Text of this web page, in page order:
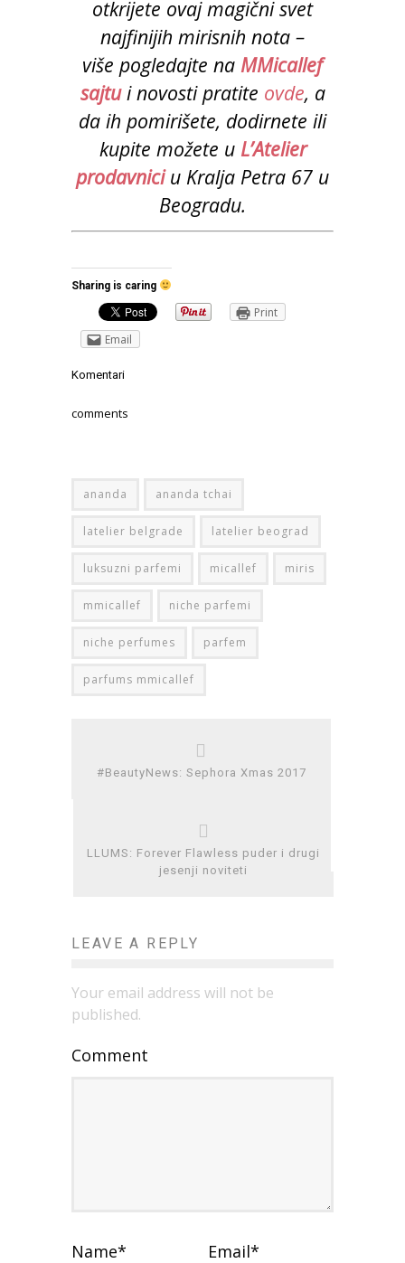
otkrijete ovaj magični svet
najfinijih mirisnih nota –
više pogledajte na MMicallef
sajtui novosti pratite ovde, a
da ih pomirišete, dodirnete ili
kupite možete u L’Atelier
prodavniciu Kralja Petra 67 u
Beogradu.
Sharing is caring
Print
Email
Komentari
comments
ananda ananda tchai
latelier belgrade latelier beograd
luksuzni parfemi micallef miris
mmicallef niche parfemi
niche perfumes parfem
parfums mmicallef
#BeautyNews: Sephora Xmas 2017
LLUMS: Forever Flawless puder i drugi
jesenji noviteti
LEAVE A REPLY
Your email address will not be
published.
Comment
Name* Email*